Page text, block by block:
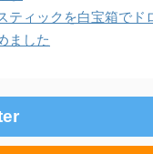
ティックを白宝箱でド
ました